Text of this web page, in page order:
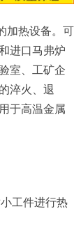
加热设备。可
进口马弗炉
室、工矿企
淬火、退
于高温金属
工件进行热